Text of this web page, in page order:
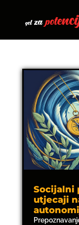
Socijalni
utjecaji